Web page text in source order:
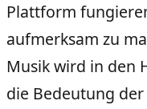
Plattform
aufmerksam zu
Musik wird in den
die Bedeutung